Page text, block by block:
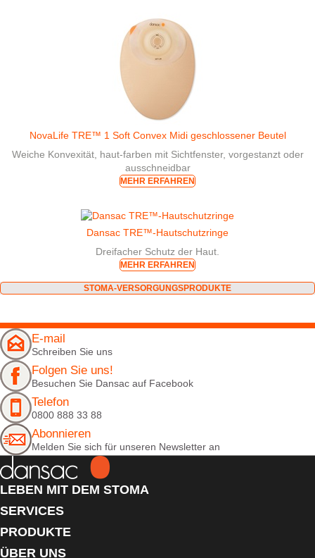
NovaLife TRE™ 1 Soft Convex Midi geschlossener Beutel
Weiche Konvexität, haut-farben mit Sichtfenster, vorgestanzt oder
ausschneidbar
MEHR ERFAHREN
Dansac TRE™-Hautschutzringe
Dreifacher Schutz der Haut.
MEHR ERFAHREN
STOMA-VERSORGUNGSPRODUKTE
E-mail
Schreiben Sie uns
Folgen Sie uns!
Besuchen Sie Dansac auf Facebook
Telefon
0800 888 33 88
Abonnieren
Melden Sie sich für unseren Newsletter an
LEBEN MIT DEM STOMA
SERVICES
PRODUKTE
ÜBER UNS